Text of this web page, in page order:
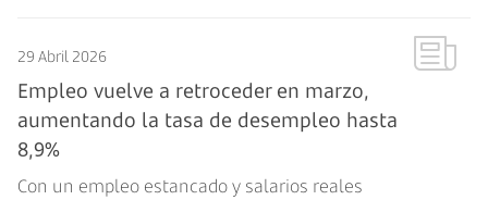
29 Abril 2026
Empleo vuelve a retroceder en marzo,
aumentando la tasa de desempleo hasta
8,9%
Con un empleo estancado y salarios reales